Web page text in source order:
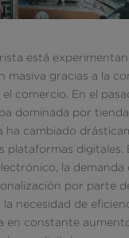
está
masiva gracias a la
comercio. En el
dominada por
ha cambiado
plataformas digitales.
la demanda
por parte
la necesidad de
en constante